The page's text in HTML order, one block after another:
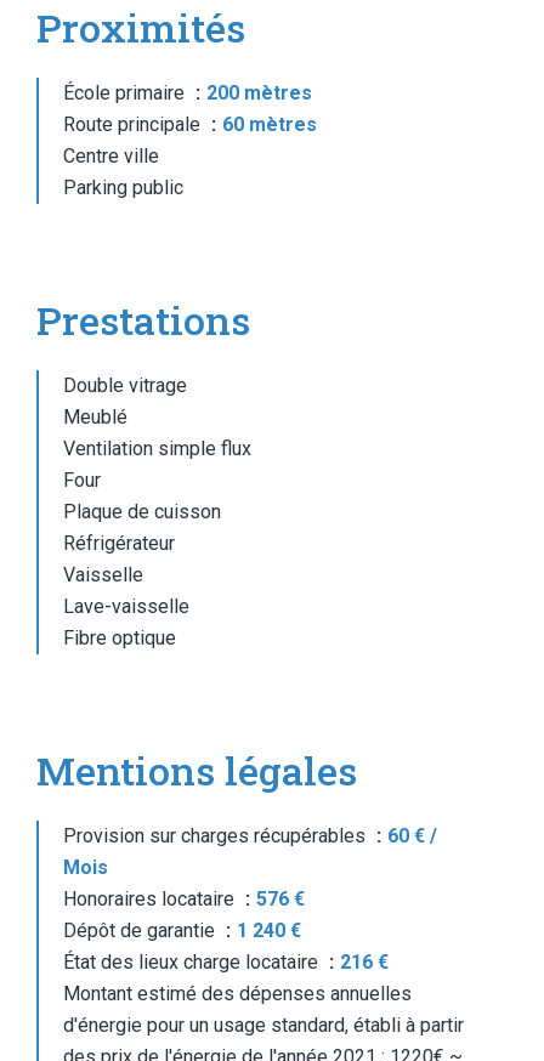
Proximités
École primaire
200 mètres
Route principale
60 mètres
Centre ville
Parking public
Prestations
Double vitrage
Meublé
Ventilation simple flux
Four
Plaque de cuisson
Réfrigérateur
Vaisselle
Lave-vaisselle
Fibre optique
Mentions légales
Provision sur charges récupérables
60 € /
Mois
Honoraires locataire
576 €
Dépôt de garantie
1 240 €
État des lieux charge locataire
216 €
Montant estimé des dépenses annuelles
d'énergie pour un usage standard, établi à partir